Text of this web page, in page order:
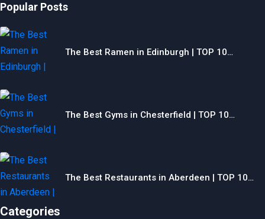
Popular Posts
The Best Ramen in Edinburgh | TOP 10…
The Best Gyms in Chesterfield | TOP 10…
The Best Restaurants in Aberdeen | TOP 10…
Categories